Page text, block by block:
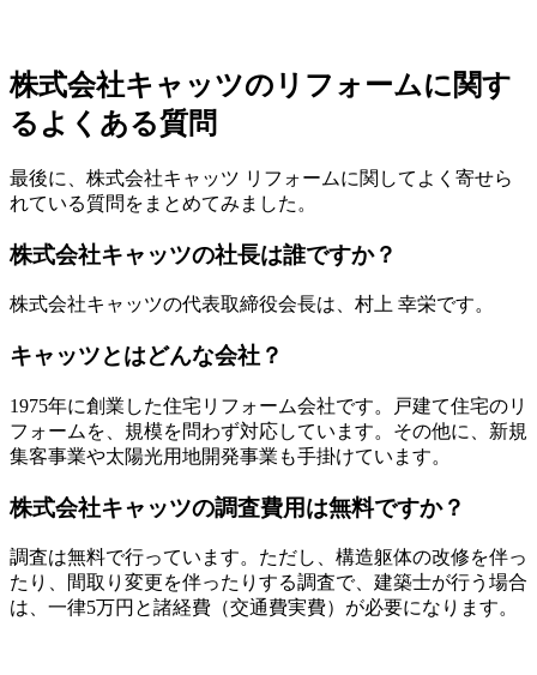
株式会社キャッツのリフォームに関す
るよくある質問
最後に、株式会社キャッツ リフォームに関してよく寄せら
れている質問をまとめてみました。
株式会社キャッツの社長は誰ですか？
株式会社キャッツの代表取締役会長は、村上 幸栄です。
キャッツとはどんな会社？
1975年に創業した住宅リフォーム会社です。戸建て住宅のリ
フォームを、規模を問わず対応しています。その他に、新規
集客事業や太陽光用地開発事業も手掛けています。
株式会社キャッツの調査費用は無料ですか？
調査は無料で行っています。ただし、構造躯体の改修を伴っ
たり、間取り変更を伴ったりする調査で、建築士が行う場合
は、一律5万円と諸経費（交通費実費）が必要になります。